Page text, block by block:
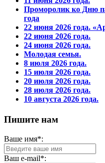
Проморолик ко Дню
года
22 июня 2026 года.
22 июня 2026 года.
24 июня 2026 года.
Молодая семья.
8 июля 2026 года.
15 июля 2026 года.
20 июля 2026 года.
28 июля 2026 года.
10 августа 2026 года.
Пишите нам
Ваше имя*:
Ваш e-mail*: